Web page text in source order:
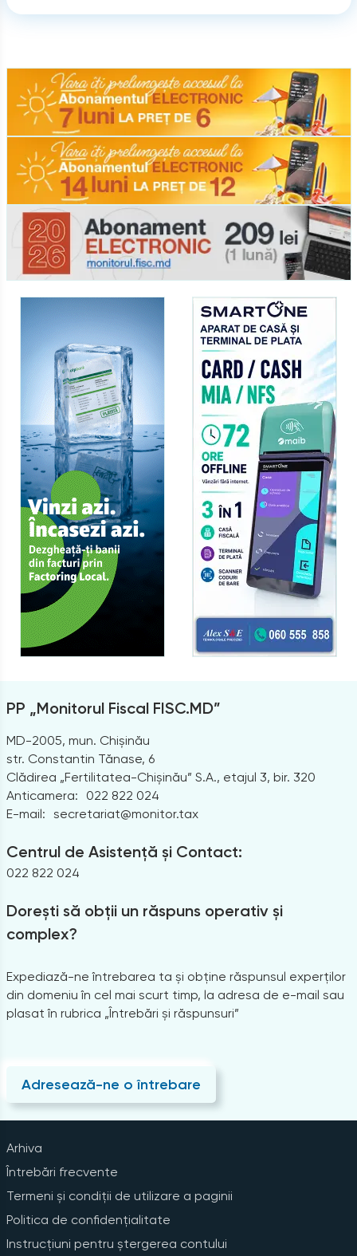
PP „Monitorul Fiscal FISC.MD”
MD-2005, mun. Chișinău
str. Constantin Tănase, 6
Clădirea „Fertilitatea-Chișinău” S.A., etajul 3, bir. 320
Anticamera:
022 822 024
E-mail: secretariat@monitor.tax
Centrul de Asistență și Contact:
022 822 024
Dorești să obții un răspuns operativ și
complex?
Expediază-ne întrebarea ta și obține răspunsul experților
din domeniu în cel mai scurt timp, la adresa de e-mail sau
plasat în rubrica „Întrebări și răspunsuri”
Adresează-ne o întrebare
Arhiva
Întrebări frecvente
Termeni și condiții de utilizare a paginii
Politica de confidențialitate
Instrucțiuni pentru ștergerea contului